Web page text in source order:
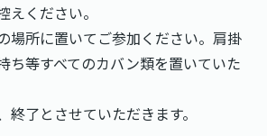
えください。
場所に置いてご参加ください。肩掛
ち等すべてのカバン類を置いていた
了とさせていただきます。